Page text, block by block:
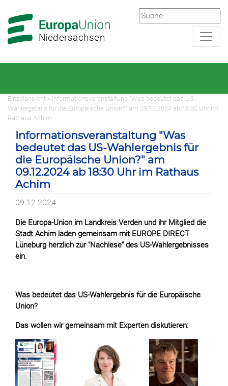
Hauptnavigation
Hauptbereich
Niedersachsen
Einzelansicht » Informationsveranstaltung "Was bedeutet das US-
Wahlergebnis für die Europäische Union?" am 09.12.2024 ab 18:30 Uhr im
Rathaus Achim
Informationsveranstaltung "Was
bedeutet das US-Wahlergebnis für
die Europäische Union?" am
09.12.2024 ab 18:30 Uhr im Rathaus
Achim
09.12.2024
Die Europa-Union im Landkreis Verden und ihr Mitglied die
Stadt Achim laden gemeinsam mit EUROPE DIRECT
Lüneburg herzlich zur "Nachlese" des US-Wahlergebnisses
ein.
Was bedeutet das US-Wahlergebnis für die Europäische
Union?
Das wollen wir gemeinsam mit Experten diskutieren: